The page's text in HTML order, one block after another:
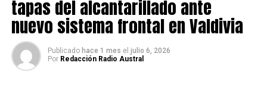
Cordón Caulle, además de remociones en masa en
sectores cordilleranos y costeros.
El gobernador regional, Luis Cuvertino, señaló que la
iniciativa permitirá fortalecer el trabajo que desarrolla
tapas del alcantarillado ante
nuevo sistema frontal en Valdivia
Publicado hace 1 mes el julio 6, 2026
Por Redacción Radio Austral